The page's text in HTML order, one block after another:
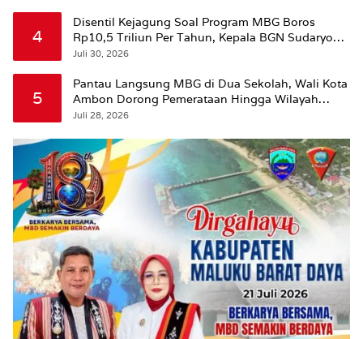
4
Disentil Kejagung Soal Program MBG Boros
Rp10,5 Triliun Per Tahun, Kepala BGN Sudaryono
Beri Penjelasan
Juli 30, 2026
5
Pantau Langsung MBG di Dua Sekolah, Wali Kota
Ambon Dorong Pemerataan Hingga Wilayah
Leitimur Selatan
Juli 28, 2026